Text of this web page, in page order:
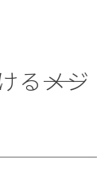
――メジ